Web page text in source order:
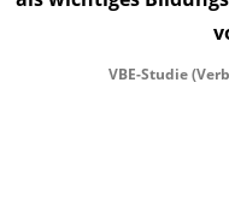
VBE-Studie